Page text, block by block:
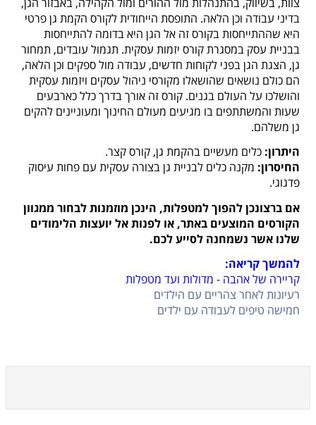
בדיני עבודה וכן הלאה. התופסת הייחודית לקורס הקמת גן פרטי
היא שההתייחסות בקורס זה אל הגן היא בדומה להתייחסות
בבניית עסק במסגרת קורס יזמות עסקית. תגמול עובדים, תמחור
גן, הצגת הגן בפני לקוחות חדשים, עבודה מול ספקים וכן הלאה,
הם כולם נושאים שהושאלו מקורסי ניהול עסקים ויזמות עסקית
והושלכו על העולם בגנים. קורס זה אורך בדרך כלל כארבעים
שעות והמשתתפים בו מגיעים מעולם החינוך ומעוניינים להקים
גן משלהם.
היתרון: כלים מעשיים בהקמת גן, קורס קצר.
החיסרון: מקנה כלים לבניית גן בצורה עסקית עם פחות עיסוק
פדגוגי.
אם ברצונכן להפוך למטפלות, הינכן מוזמנות לבחור ממגוון
הקורסים המוצעים באתר, או לפנות אל יועצות הלימודים
שלנו אשר נשמחנה לסייע לכם.
להמשך קריאה:
קריירה של אהבה - מדולות ועד מטפלות
רעיונות לאחר צהריים עם הילדים
חמישה טיפים לעבודה עם ילדים